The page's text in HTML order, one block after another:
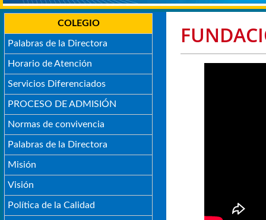
COLEGIO
Palabras de la Directora
Horario de Atención
Servicios Diferenciados
PROCESO DE ADMISIÓN
Normas de convivencia
Palabras de la Directora
Misión
Visión
Política de la Calidad